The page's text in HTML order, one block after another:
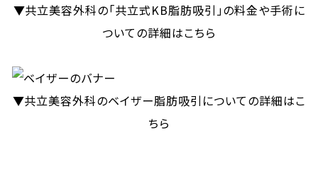
▼共立美容外科の「共立式KB脂肪吸引」の料金や手術に
ついての詳細はこちら
▼共立美容外科のベイザー脂肪吸引についての詳細はこ
ちら